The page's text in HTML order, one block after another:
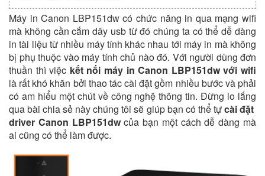
Máy in Canon LBP151dw có chức năng in qua mạng wifi
mà không cần cắm dây usb từ đó chúng ta có thể dễ dàng
in tài liệu từ nhiều máy tính khác nhau tới máy in mà không
bị phụ thuộc vào máy tính chủ nào đó. Với người dùng đơn
thuần thì việc kết nối máy in Canon LBP151dw với wifi
là rất khó khăn bởi thao tác cài đặt gồm nhiều bước và phải
có am hiểu một chút về công nghệ thông tin. Đừng lo lắng
qua bài chia sẻ này chúng tôi sẽ giúp bạn có thể tựcài đặt
driver Canon LBP151dwcủa bạn một cách dễ dàng mà
ai cũng có thể làm được.